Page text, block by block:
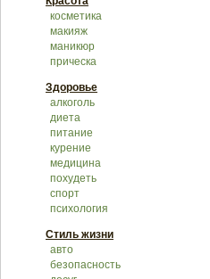
косметика
макияж
маникюр
прическа
Здоровье
алкоголь
диета
питание
курение
медицина
похудеть
спорт
психология
Стиль жизни
авто
безопасность